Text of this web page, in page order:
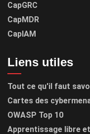
CapGRC
CapMDR
CapIAM
Liens utiles
Tout ce qu'il faut
Cartes des
OWASP Top 10
Apprentissage libre